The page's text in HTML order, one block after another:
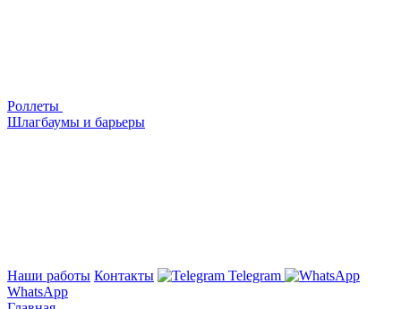
Роллеты
Шлагбаумы и барьеры
Наши работы Контакты
Telegram
WhatsApp